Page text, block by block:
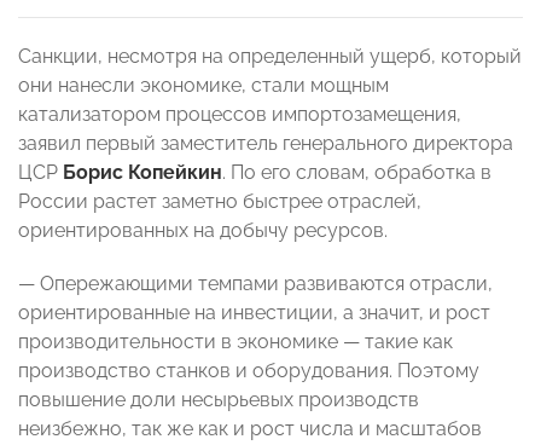
Санкции, несмотря на определенный ущерб, который
они нанесли экономике, стали мощным
катализатором процессов импортозамещения,
заявил первый заместитель генерального директора
ЦСР Борис Копейкин. По его словам, обработка в
России растет заметно быстрее отраслей,
ориентированных на добычу ресурсов.
— Опережающими темпами развиваются отрасли,
ориентированные на инвестиции, а значит, и рост
производительности в экономике — такие как
производство станков и оборудования. Поэтому
повышение доли несырьевых производств
неизбежно, так же как и рост числа и масштабов